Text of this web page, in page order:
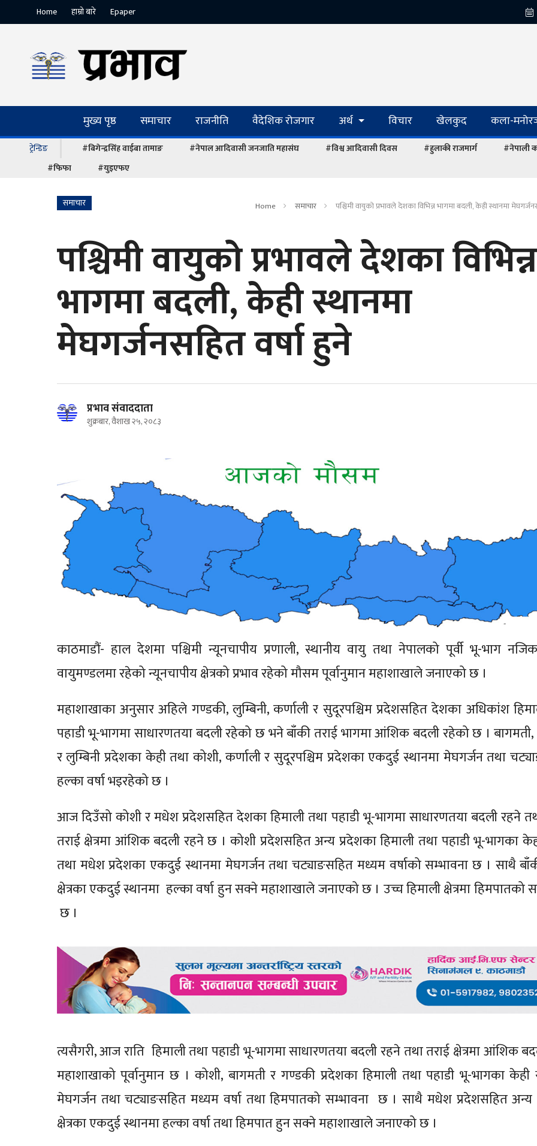
Home हाम्रो बारे Epaper
मुख्य पृष्ठ समाचार राजनीति वैदेशिक रोजगार अर्थ विचार खेलकुद कला-
ट्रेन्डिङ #बिगेन्द्रसिंह वाईबा तामाङ #नेपाल आदिवासी जनजाति महासंघ #विश्व आदिवासी दिवस #हुलाकी राजमार्ग
#नेपाली
#फिफा
#युइएफए
समाचार Home समाचार पश्चिमी वायुको प्रभावले देशका विभिन्न भागमा बदली, केही स्थानमा
पश्चिमी वायुको प्रभावले देशका विभिन्न
भागमा बदली, केही स्थानमा
मेघगर्जनसहित वर्षा हुने
प्रभाव संवाददाता
शुक्रबार, वैशाख २५, २०८३
काठमाडौं- हाल देशमा पश्चिमी न्यूनचापीय प्रणाली, स्थानीय वायु तथा नेपालको पूर्वी भू-भाग
वायुमण्डलमा रहेको न्यूनचापीय क्षेत्रको प्रभाव रहेको मौसम पूर्वानुमान महाशाखाले जनाएको छ ।
महाशाखाका अनुसार अहिले गण्डकी, लुम्बिनी, कर्णाली र सुदूरपश्चिम प्रदेशसहित देशका अधिकांश
पहाडी भू-भागमा साधारणतया बदली रहेको छ भने बाँकी तराई भागमा आंशिक बदली रहेको छ ।
र लुम्बिनी प्रदेशका केही तथा कोशी, कर्णाली र सुदूरपश्चिम प्रदेशका एकदुई स्थानमा मेघगर्जन तथा
हल्का वर्षा भइरहेको छ ।
आज दिउँसो कोशी र मधेश प्रदेशसहित देशका हिमाली तथा पहाडी भू-भागमा साधारणतया बदली रहने
तराई क्षेत्रमा आंशिक बदली रहने छ । कोशी प्रदेशसहित अन्य प्रदेशका हिमाली तथा पहाडी भू-भागका
तथा मधेश प्रदेशका एकदुई स्थानमा मेघगर्जन तथा चट्याङसहित मध्यम वर्षाको सम्भावना छ । साथै
क्षेत्रका एकदुई स्थानमा हल्का वर्षा हुन सक्ने महाशाखाले जनाएको छ । उच्च हिमाली क्षेत्रमा हिमपातको
छ ।
त्यसैगरी, आज राति हिमाली तथा पहाडी भू-भागमा साधारणतया बदली रहने तथा तराई क्षेत्रमा आंशिक
महाशाखाको पूर्वानुमान छ । कोशी, बागमती र गण्डकी प्रदेशका हिमाली तथा पहाडी भू-भागका केही
मेघगर्जन तथा चट्याङसहित मध्यम वर्षा तथा हिमपातको सम्भावना छ । साथै मधेश प्रदेशसहित अन्य
क्षेत्रका एकदुई स्थानमा हल्का वर्षा तथा हिमपात हुन सक्ने महाशाखाले जनाएको छ ।